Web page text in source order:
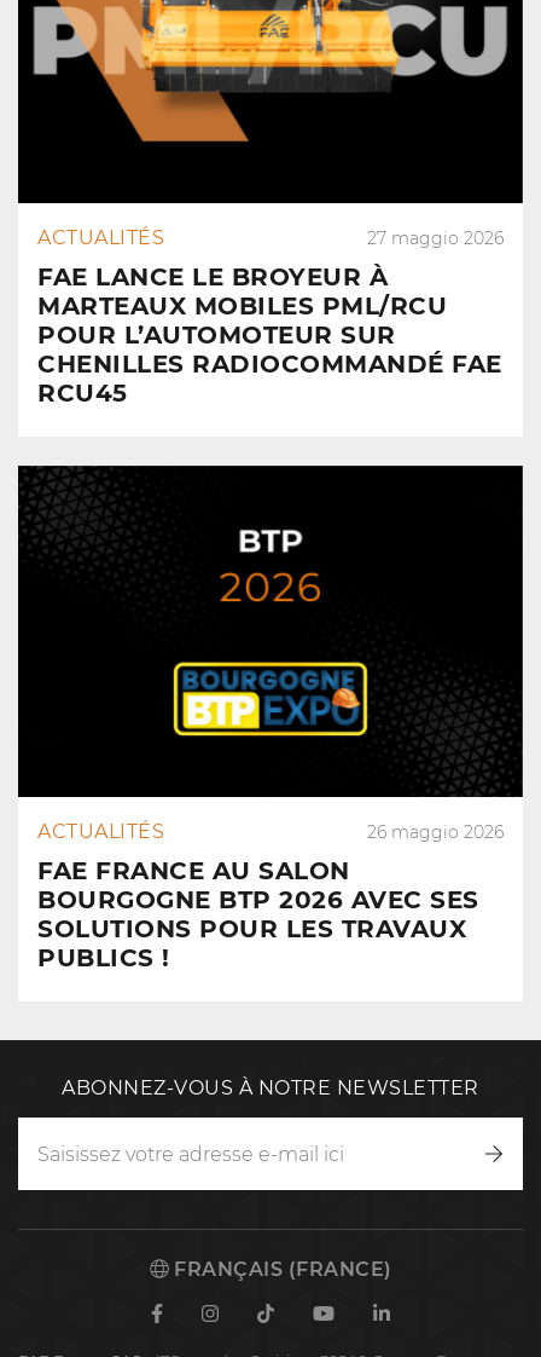
ACTUALITÉS 27 maggio 2026
FAE LANCE LE BROYEUR À
MARTEAUX MOBILES PML/RCU
POUR L’AUTOMOTEUR SUR
CHENILLES RADIOCOMMANDÉ FAE
RCU45
ACTUALITÉS 26 maggio 2026
FAE FRANCE AU SALON
BOURGOGNE BTP 2026 AVEC SES
SOLUTIONS POUR LES TRAVAUX
PUBLICS !
ABONNEZ-VOUS À NOTRE NEWSLETTER
FRANÇAIS (FRANCE)
FacebookInstagram
TikTokYoutubeLinkedin